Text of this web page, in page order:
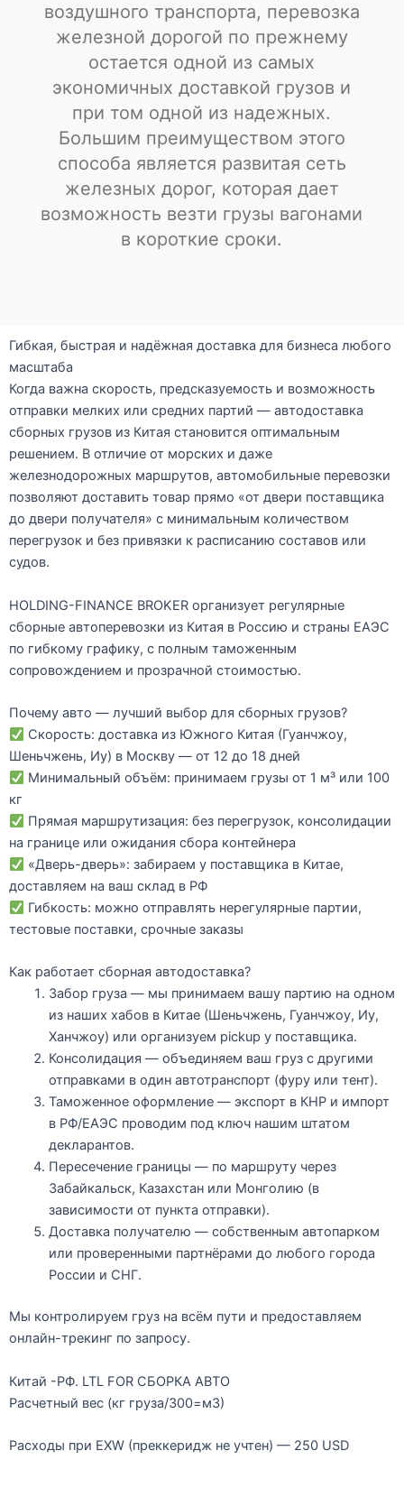
воздушного транспорта, перевозка
железной дорогой по прежнему
остается одной из самых
экономичных доставкой грузов и
при том одной из надежных.
Большим преимуществом этого
способа является развитая сеть
железных дорог, которая дает
возможность везти грузы вагонами
в короткие сроки.
Гибкая, быстрая и надёжная доставка для бизнеса любого
масштаба
Когда важна скорость, предсказуемость и возможность
отправки мелких или средних партий — автодоставка
сборных грузов из Китая становится оптимальным
решением. В отличие от морских и даже
железнодорожных маршрутов, автомобильные перевозки
позволяют доставить товар прямо «от двери поставщика
до двери получателя» с минимальным количеством
перегрузок и без привязки к расписанию составов или
судов.
HOLDING-FINANCE BROKER организует регулярные
сборные автоперевозки из Китая в Россию и страны ЕАЭС
по гибкому графику, с полным таможенным
сопровождением и прозрачной стоимостью.
Почему авто — лучший выбор для сборных грузов?
Скорость: доставка из Южного Китая (Гуанчжоу,
Шеньчжень, Иу) в Москву — от 12 до 18 дней
Минимальный объём: принимаем грузы от 1 м³ или 100
кг
Прямая маршрутизация: без перегрузок, консолидации
на границе или ожидания сбора контейнера
«Дверь-дверь»: забираем у поставщика в Китае,
доставляем на ваш склад в РФ
Гибкость: можно отправлять нерегулярные партии,
тестовые поставки, срочные заказы
Как работает сборная автодоставка?
Забор груза — мы принимаем вашу партию на одном
из наших хабов в Китае (Шеньчжень, Гуанчжоу, Иу,
Ханчжоу) или организуем pickup у поставщика.
Консолидация — объединяем ваш груз с другими
отправками в один автотранспорт (фуру или тент).
Таможенное оформление— экспорт в КНР и импорт
в РФ/ЕАЭС проводим под ключ нашим штатом
декларантов.
Пересечение границы — по маршруту через
Забайкальск, Казахстан или Монголию (в
зависимости от пункта отправки).
Доставка получателю — собственным автопарком
или проверенными партнёрами до любого города
России и СНГ.
Мы контролируем груз на всём пути и предоставляем
онлайн-трекинг по запросу.
Китай -РФ. LTL FOR СБОРКА АВТО
Расчетный вес (кг груза/300=м3)
Расходы при EXW (преккеридж не учтен) — 250 USD